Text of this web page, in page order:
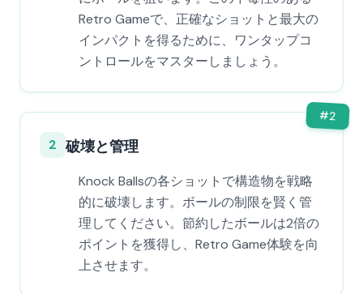
Retro Gameで、正確なショットと最大の
インパクトを得るために、ワンタップコ
ントロールをマスターしましょう。
#2
2 破壊と管理
Knock Ballsの各ショットで構造物を戦略
的に破壊します。ボールの制限を賢く管
理してください。節約したボールは2倍の
ポイントを獲得し、Retro Game体験を向
上させます。